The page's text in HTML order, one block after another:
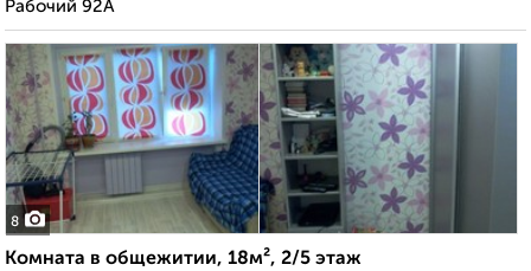
Рабочий 92А
8
Комната в общежитии, 18м², 2/5 этаж